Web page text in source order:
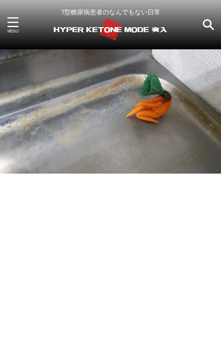
1型糖尿病患者のなんでもない日常